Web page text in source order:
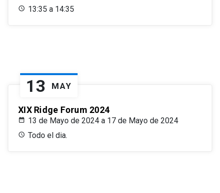
13:35 a 14:35
13 MAY
XIX Ridge Forum 2024
13 de Mayo de 2024 a 17 de Mayo de 2024
Todo el dia.